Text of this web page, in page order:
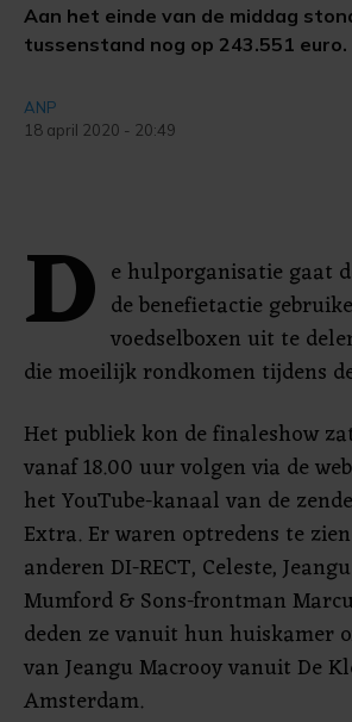
Aan het einde van de middag
tussenstand nog op 243.551 euro.
ANP
18 april 2020 - 20:49
D e hulporganisatie gaat
de benefietactie
voedselboxen uit te
die moeilijk rondkomen tijdens
Het publiek kon de finaleshow
vanaf 18.00 uur volgen via de
het YouTube-kanaal van de
Extra. Er waren optredens te
anderen DI-RECT, Celeste,
Mumford & Sons-frontman
deden ze vanuit hun huiskamer
van Jeangu Macrooy vanuit De
Amsterdam.